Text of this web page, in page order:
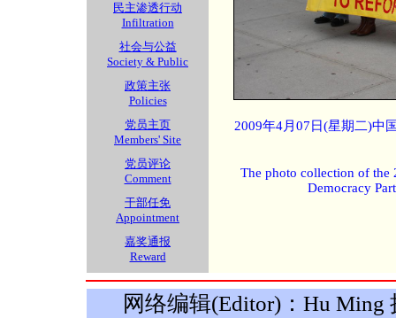
民主渗透行动
Infiltration
社会与公益
Society & Public
政策主张
Policies
党员主页
Members' Site
党员评论
Comment
干部任免
Appointment
嘉奖通报
Reward
2009年4月07日(星期二)中
The photo collection of the
Democracy
网络编辑(Editor)：Hu Ming